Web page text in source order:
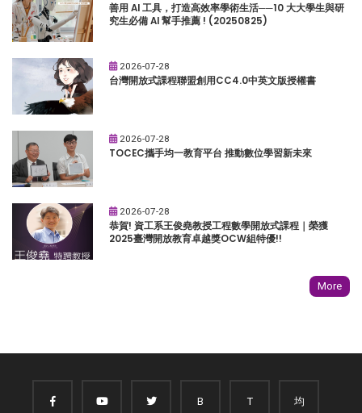
善用 AI 工具，打造高效率學術生活──10 大大學生與研
究生必備 AI 幫手推薦 ! (20250825)
2026-07-28
台灣開放式課程聯盟創用CC4.0中英文版授權書
2026-07-28
TOCEC攜手均一教育平台 推動數位學習新未來
2026-07-28
恭賀! 資工系王俊堯教授工程數學開放式課程｜榮獲
2025臺灣開放教育卓越獎OCW組特優!!
More
B T 均